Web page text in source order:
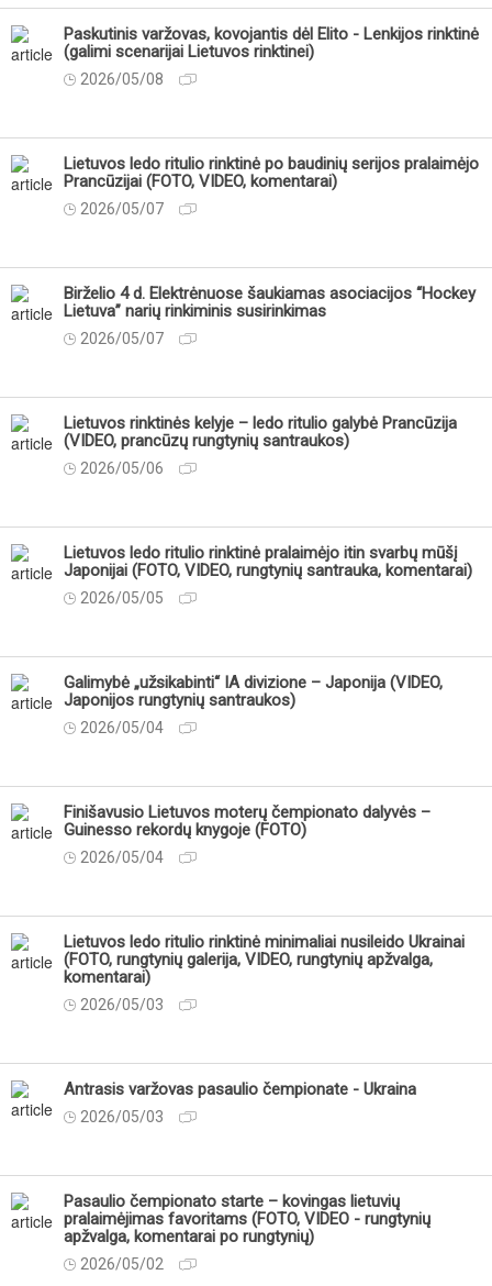
Paskutinis varžovas, kovojantis dėl Elito - Lenkijos rinktinė
(galimi scenarijai Lietuvos rinktinei)
2026/05/08
Lietuvos ledo ritulio rinktinė po baudinių serijos pralaimėjo
Prancūzijai (FOTO, VIDEO, komentarai)
2026/05/07
Birželio 4 d. Elektrėnuose šaukiamas asociacijos “Hockey
Lietuva” narių rinkiminis susirinkimas
2026/05/07
Lietuvos rinktinės kelyje – ledo ritulio galybė Prancūzija
(VIDEO, prancūzų rungtynių santraukos)
2026/05/06
Lietuvos ledo ritulio rinktinė pralaimėjo itin svarbų mūšį
Japonijai (FOTO, VIDEO, rungtynių santrauka, komentarai)
2026/05/05
Galimybė „užsikabinti“ IA divizione – Japonija (VIDEO,
Japonijos rungtynių santraukos)
2026/05/04
Finišavusio Lietuvos moterų čempionato dalyvės –
Guinesso rekordų knygoje (FOTO)
2026/05/04
Lietuvos ledo ritulio rinktinė minimaliai nusileido Ukrainai
(FOTO, rungtynių galerija, VIDEO, rungtynių apžvalga,
komentarai)
2026/05/03
Antrasis varžovas pasaulio čempionate - Ukraina
2026/05/03
Pasaulio čempionato starte – kovingas lietuvių
pralaimėjimas favoritams (FOTO, VIDEO - rungtynių
apžvalga, komentarai po rungtynių)
2026/05/02